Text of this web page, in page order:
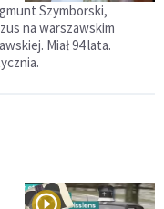
Szymborski,
na warszawskim
Miał 94 lata.